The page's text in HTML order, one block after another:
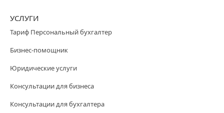
УСЛУГИ
Тариф Персональный бухгалтер
Бизнес-помощник
Юридические услуги
Консультации для бизнеса
Консультации для бухгалтера